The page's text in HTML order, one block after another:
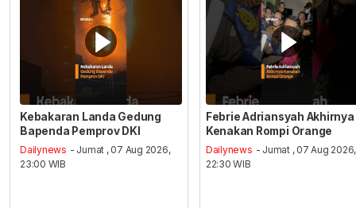
Kebakaran Landa Gedung
Bapenda Pemprov DKI
Dailynews - Jumat , 07 Aug 2026,
23:00 WIB
Febrie Adriansyah Akhirnya
Kenakan Rompi Orange
Dailynews - Jumat , 07 Aug 2026,
22:30 WIB